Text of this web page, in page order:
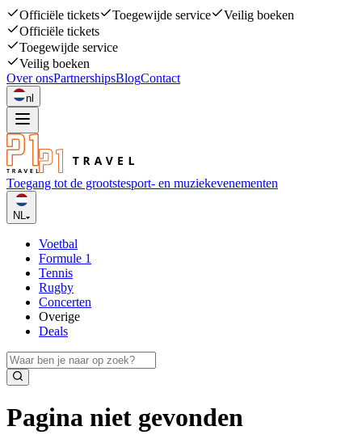
Officiële tickets Toegewijde service
Veilig boeken
Officiële tickets
Toegewijde service
Veilig boeken
Over onsPartnershipsBlogContact
nl
Toegang tot de grootstesport- en muziekevenementen
NL
Voetbal
Formule 1
Tennis
Rugby
Concerten
Overige
Deals
Pagina niet gevonden